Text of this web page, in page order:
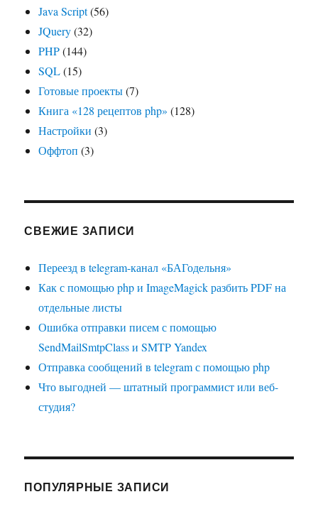
Java Script(56)
JQuery(32)
PHP(144)
SQL(15)
Готовые проекты(7)
Книга «128 рецептов php» (128)
Настройки (3)
Оффтоп (3)
СВЕЖИЕ ЗАПИСИ
Переезд в telegram-канал «БАГодельня»
Как с помощью php и ImageMagick разбить PDF на
отдельные листы
Ошибка отправки писем с помощью
SendMailSmtpClass и SMTP Yandex
Отправка сообщений в telegram с помощью php
Что выгодней — штатный программист или веб-
студия?
ПОПУЛЯРНЫЕ ЗАПИСИ